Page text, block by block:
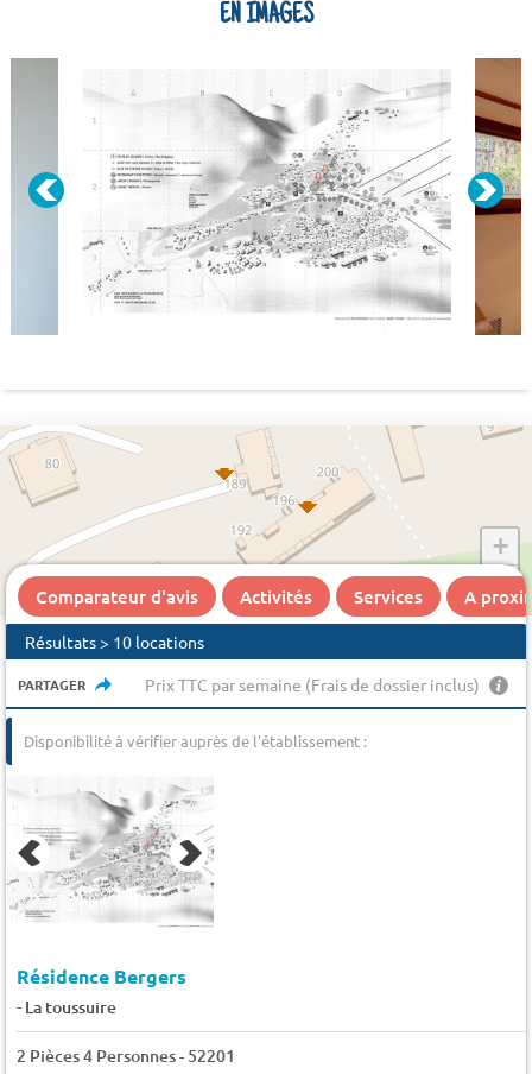
EN IMAGES
+
−
Comparateur d'avis Activités Services A
Résultats > 10 locations
PARTAGER Prix TTC par semaine (Frais de dossier inclus)
Disponibilité à vérifier auprès de l'établissement :
Résidence Bergers
- La toussuire
2 Pièces 4 Personnes - 52201